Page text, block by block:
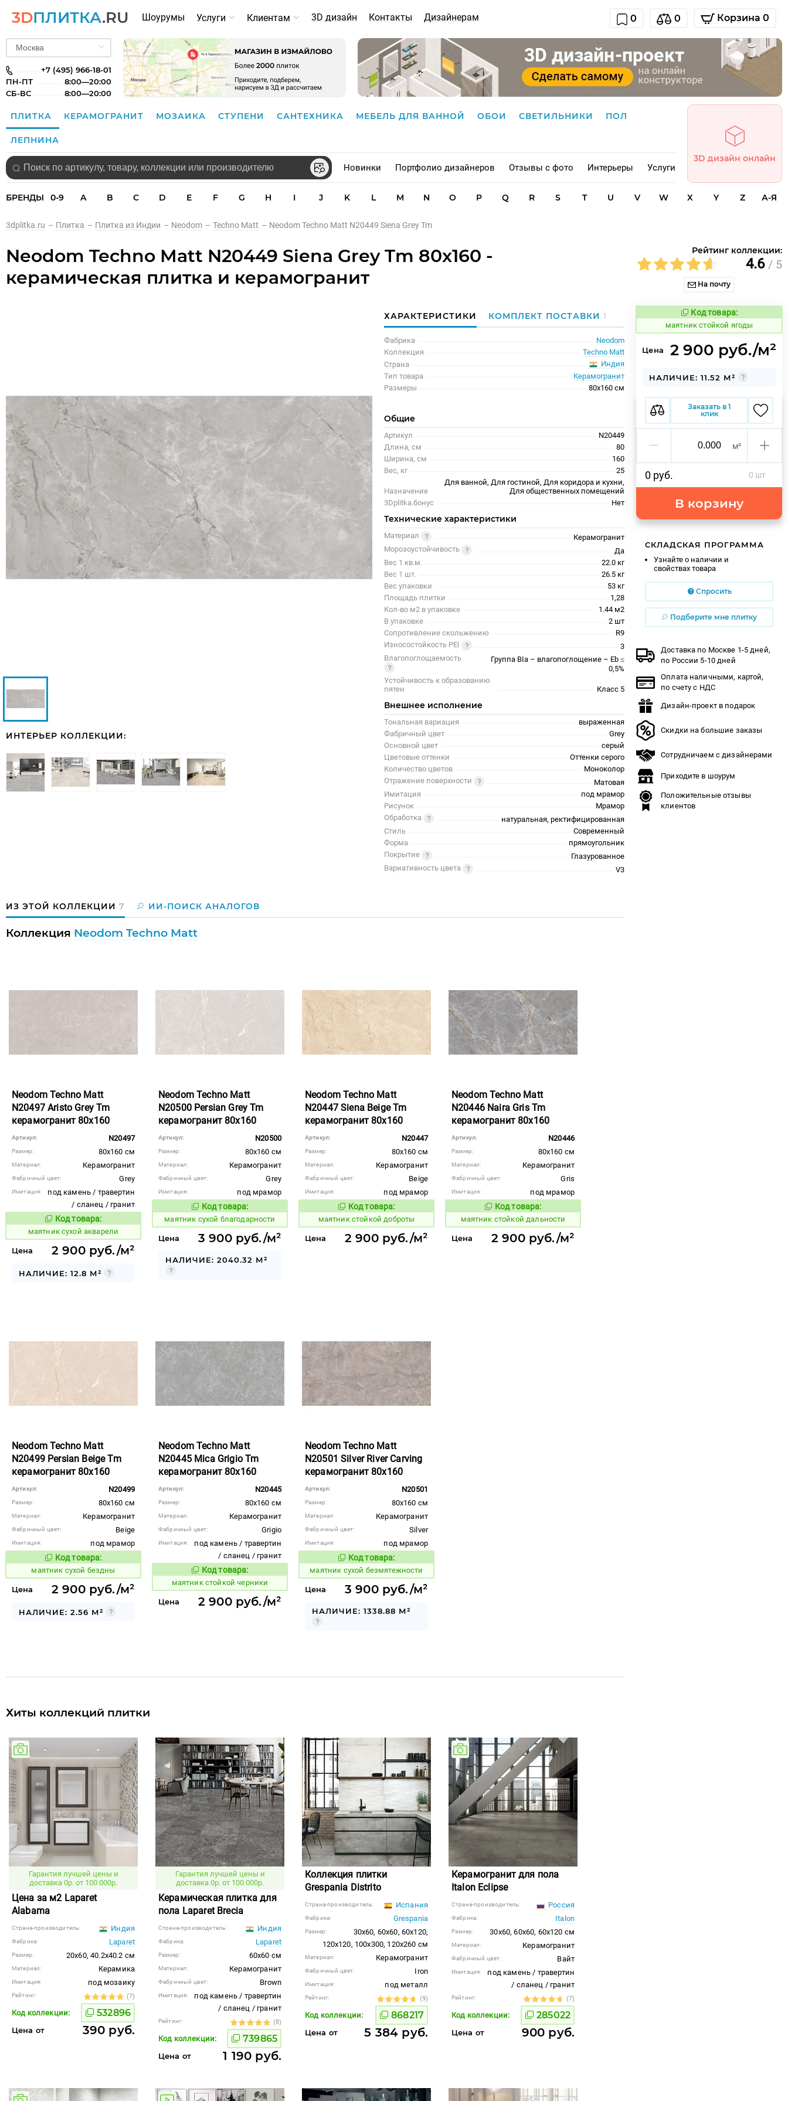
3DПЛИТКА.RU Шоурумы Услуги Клиентам 3D дизайн Контакты Дизайнерам 0 0 Корзина 0
+7 (495) 966-18-01
ПН-ПТ
8:00—20:00
СБ-ВС
8:00—20:00
ПЛИТКА КЕРАМОГРАНИТ МОЗАИКА СТУПЕНИ САНТЕХНИКА МЕБЕЛЬ ДЛЯ ВАННОЙ ОБОИ СВЕТИЛЬНИКИ ПОЛ
ЛЕПНИНА
Новинки Портфолио дизайнеров Отзывы с фото Интерьеры Услуги
3D дизайн онлайн
БРЕНДЫ 0-9 A B C D E F G H I J K L M N O P Q R S T U V W X Y Z А-Я
3dplitka.ru – Плитка – Плитка из Индии – Neodom – Techno Matt – Neodom Techno Matt N20449 Siena Grey Tm
Neodom Techno Matt N20449 Siena Grey Tm 80x160 -
керамическая плитка и керамогранит
Рейтинг коллекции:
4.6 / 5
На почту
ИНТЕРЬЕР КОЛЛЕКЦИИ:
ХАРАКТЕРИСТИКИ КОМПЛЕКТ ПОСТАВКИ1
Фабрика
Neodom
Коллекция
Techno Matt
Страна
Индия
Тип товара
Керамогранит
Размеры
80x160 см
Общие
Артикул
N20449
Длина, см
80
Ширина, см
160
Вес, кг
25
Назначение
Для ванной, Для гостиной, Для коридора и кухни,
Для общественных помещений
3Dplitka.бонус
Нет
Технические характеристики
Материал
Керамогранит
Морозоустойчивость
Да
Вес 1 кв.м.
22.0 кг
Вес 1 шт.
26.5 кг
Вес упаковки
53 кг
Площадь плитки
1,28
Кол-во м2 в упаковке
1.44 м2
В упаковке
2 шт
Сопротивление скольжению
R9
Износостойкость PEI
3
Влагопоглощаемость
Группа BIa – влагопоглощение – Eb ≤
0,5%
Устойчивость к образованию
пятен
Класс 5
Внешнее исполнение
Тональная вариация
выраженная
Фабричный цвет
Grey
Основной цвет
серый
Цветовые оттенки
Оттенки серого
Количество цветов
Моноколор
Отражение поверхности
Матовая
Имитация
под мрамор
Рисунок
Мрамор
Обработка
натуральная, ректифицированная
Стиль
Современный
Форма
прямоугольник
Покрытие
Глазурованное
Вариативность цвета
V3
ИЗ ЭТОЙ КОЛЛЕКЦИИ 7 ИИ-ПОИСК АНАЛОГОВ
Коллекция Neodom Techno Matt
Neodom Techno Matt
N20497 Aristo Grey Tm
керамогранит 80x160
Артикул: N20497
Размер: 80x160 см
Материал: Керамогранит
Фабричный цвет: Grey
Имитация:
под камень / травертин
/ сланец / гранит
Код товара:
934250 Код товара:
маятник сухой акварели
Цена 2 900 руб./м²
НАЛИЧИЕ: 12.8 М²
Neodom Techno Matt
N20500 Persian Grey Tm
керамогранит 80x160
Артикул: N20500
Размер: 80x160 см
Материал: Керамогранит
Фабричный цвет: Grey
Имитация:
под мрамор
Код товара:
934253 Код товара:
маятник сухой благодарности
Цена 3 900 руб./м²
НАЛИЧИЕ: 2040.32 М²
Neodom Techno Matt
N20447 Siena Beige Tm
керамогранит 80x160
Артикул: N20447
Размер: 80x160 см
Материал: Керамогранит
Фабричный цвет: Beige
Имитация:
под мрамор
Код товара:
934247 Код товара:
маятник стойкой доброты
Цена 2 900 руб./м²
Neodom Techno Matt
N20446 Naira Gris Tm
керамогранит 80x160
Артикул: N20446
Размер: 80x160 см
Материал: Керамогранит
Фабричный цвет: Gris
Имитация:
под мрамор
Код товара:
934246Код товара:
маятник стойкой дальности
Цена 2 900 руб./м²
Neodom Techno Matt
N20499 Persian Beige Tm
керамогранит 80x160
Артикул: N20499
Размер: 80x160 см
Материал: Керамогранит
Фабричный цвет: Beige
Имитация:
под мрамор
Код товара:
934252 Код товара:
маятник сухой бездны
Цена 2 900 руб./м²
НАЛИЧИЕ: 2.56 М²
Neodom Techno Matt
N20445 Mica Grigio Tm
керамогранит 80x160
Артикул: N20445
Размер: 80x160 см
Материал: Керамогранит
Фабричный цвет: Grigio
Имитация:
под камень / травертин
/ сланец / гранит
Код товара:
934244 Код товара:
маятник стойкой черники
Цена 2 900 руб./м²
Neodom Techno Matt
N20501 Silver River Carving
керамогранит 80x160
Артикул: N20501
Размер: 80x160 см
Материал: Керамогранит
Фабричный цвет: Silver
Имитация:
под мрамор
Код товара:
934254 Код товара:
маятник сухой безмятежности
Цена 3 900 руб./м²
НАЛИЧИЕ: 1338.88 М²
Хиты коллекций плитки
Гарантия лучшей цены и
доставка 0р. от 100 000р.
Цена за м2 Laparet
Alabama
Страна-производитель: Индия
Фабрика: Laparet
Размер: 20x60, 40.2x40.2 см
Материал: Керамика
Имитация: под мозаику
Рейтинг: (7)
Код коллекции: 532896
Цена от 390 руб.
Гарантия лучшей цены и
доставка 0р. от 100 000р.
Керамическая плитка для
пола Laparet Brecia
Страна-производитель: Индия
Фабрика: Laparet
Размер: 60x60 см
Материал: Керамогранит
Фабричный цвет: Brown
Имитация:
под камень / травертин
/ сланец / гранит
Рейтинг: (8)
Код коллекции: 739865
Цена от 1 190 руб.
Коллекция плитки
Grespania Distrito
Страна-производитель: Испания
Фабрика: Grespania
Размер:
30x60, 60x60, 60x120,
120x120, 100x300, 120x260 см
Материал: Керамогранит
Фабричный цвет: Iron
Имитация: под металл
Рейтинг: (9)
Код коллекции: 868217
Цена от 5 384 руб.
Керамогранит для пола
Italon Eclipse
Страна-производитель: Россия
Фабрика: Italon
Размер: 30x60, 60x60, 60x120 см
Материал: Керамогранит
Фабричный цвет: Вайт
Имитация:
под камень / травертин
/ сланец / гранит
Рейтинг: (7)
Код коллекции: 285022
Цена от 900 руб.
Код товара:
934249 Код товара:
маятник стойкой ягоды
Цена 2 900 руб./м²
НАЛИЧИЕ: 11.52 М²
Заказать в 1
клик
м²
0 руб. 0 шт
В корзину
СКЛАДСКАЯ ПРОГРАММА
Узнайте о наличии и
свойствах товара
Спросить
Подберите мне плитку
Доставка по Москве 1-5 дней,
по России 5-10 дней
Оплата наличными, картой,
по счету с НДС
Дизайн-проект в подарок
Скидки на большие заказы
Сотрудничаем с дизайнерами
Приходите в шоурум
Положительные отзывы
клиентов